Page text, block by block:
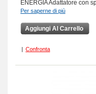
ENERGIA Adattatore con
Per saperne di più
Aggiungi Al Carrello
| Confronta